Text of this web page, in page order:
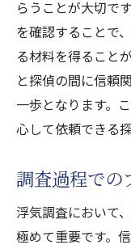
らうことが大切で
を確認することで
る材料を得ること
と探偵の間に信頼
一歩となります。
心して依頼できる
調査過程での
浮気調査において
極めて重要です。